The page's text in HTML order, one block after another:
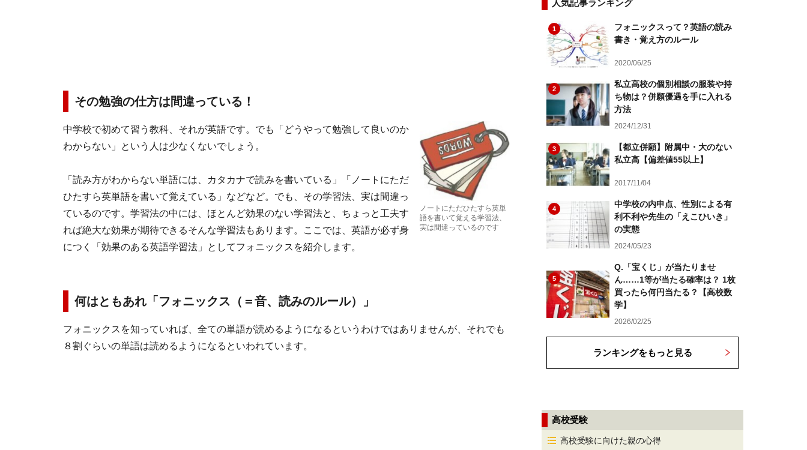
その勉強の仕方は間違っている！
ノートにただひたすら英単
語を書いて覚える学習法、
実は間違っているのです
中学校で初めて習う教科、それが英語です。でも「どうやって勉強して良いのか
わからない」という人は少なくないでしょう。
「読み方がわからない単語には、カタカナで読みを書いている」「ノートにただ
ひたすら英単語を書いて覚えている」などなど。でも、その学習法、実は間違っ
ているのです。学習法の中には、ほとんど効果のない学習法と、ちょっと工夫す
れば絶大な効果が期待できるそんな学習法もあります。ここでは、英語が必ず身
につく「効果のある英語学習法」としてフォニックスを紹介します。
何はともあれ「フォニックス（＝音、読みのルール）」
フォニックスを知っていれば、全ての単語が読めるようになるというわけではありませんが、それでも
８割ぐらいの単語は読めるようになるといわれています。
人気記事ランキング
1
フォニックスって？英語の読み
書き・覚え方のルール
2020/06/25
2
私立高校の個別相談の服装や持
ち物は？併願優遇を手に入れる
方法
2024/12/31
3
【都立併願】附属中・大のない
私立高【偏差値55以上】
2017/11/04
4
中学校の内申点、性別による有
利不利や先生の「えこひいき」
の実態
2024/05/23
5
Q.「宝くじ」が当たりませ
ん……1等が当たる確率は？ 1枚
買ったら何円当たる？【高校数
学】
2026/02/25
ランキングをもっと見る
高校受験
高校受験に向けた親の心得